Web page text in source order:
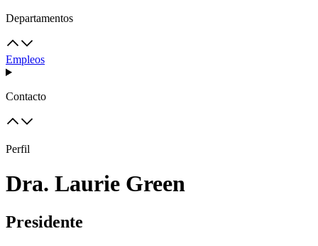
Departamentos
Empleos
Contacto
Perfil
Dra. Laurie Green
Presidente